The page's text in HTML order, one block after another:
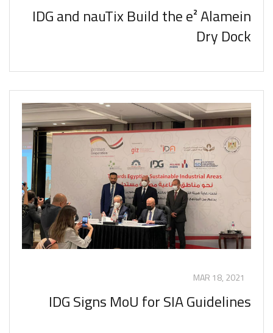
IDG and nauTix Build the e² Alamein
Dry Dock
MAR 18, 2021
IDG Signs MoU for SIA Guidelines